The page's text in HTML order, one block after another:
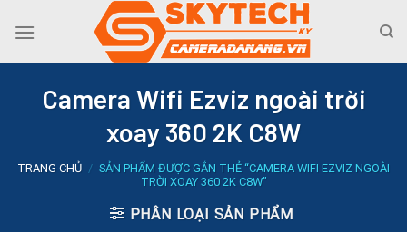
Camera Wifi Ezviz ngoài trời
xoay 360 2K C8W
TRANG CHỦ / SẢN PHẨM ĐƯỢC GẮN THẺ “CAMERA WIFI EZVIZ NGOÀI
TRỜI XOAY 360 2K C8W”
PHÂN LOẠI SẢN PHẨM